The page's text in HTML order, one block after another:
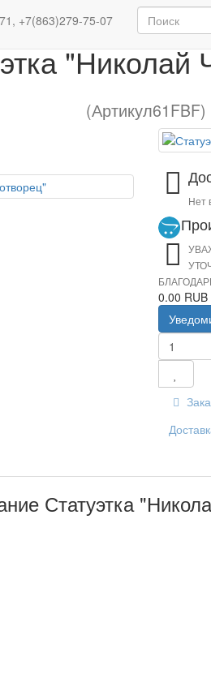
+7(863)279-75-07Статуэтка "Николай
"Николай
(Артикул61FBF)
Нет
0.00 RUB
Статуэтка